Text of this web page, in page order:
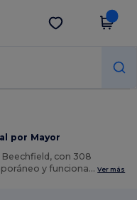
Descargar app
por Mayor
con 308
y funciona…Ver más